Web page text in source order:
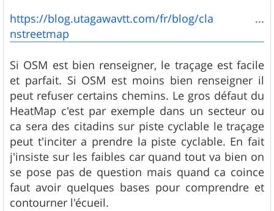
https://blog.utagawavtt.com/fr/blog/cla ...
nstreetmap
Si OSM est bien renseigner, le traçage est facile
et parfait. Si OSM est moins bien renseigner il
peut refuser certains chemins. Le gros défaut du
HeatMap c'est par exemple dans un secteur ou
ca sera des citadins sur piste cyclable le traçage
peut t'inciter a prendre la piste cyclable. En fait
j'insiste sur les faibles car quand tout va bien on
se pose pas de question mais quand ca coince
faut avoir quelques bases pour comprendre et
contourner l'écueil.